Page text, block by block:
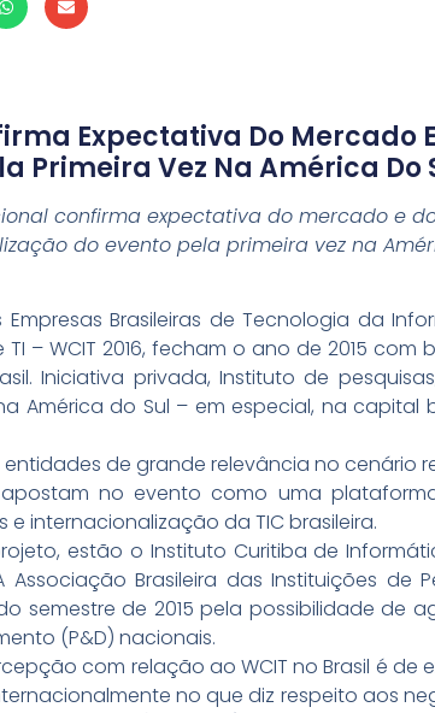
Expectativa Do Mercado
Primeira Vez Na América Do
confirma expectativa do mercado e
do evento pela primeira vez na
Brasileiras de Tecnologia da
– WCIT 2016, fecham o ano de 2015
Iniciativa privada, Instituto de
América do Sul – em especial, na
de grande relevância no cenário
no evento como uma
internacionalização da TIC brasileira.
estão o Instituto Curitiba de
Brasileira das Instituições de
semestre de 2015 pela possibilidade de
(P&D) nacionais.
com relação ao WCIT no Brasil é
no que diz respeito aos